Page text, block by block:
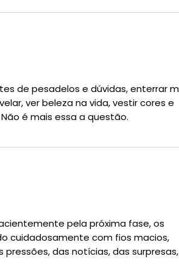
de pesadelos e dúvidas, enterrar
ver beleza na vida, vestir cores e
é mais essa a questão.
pela próxima fase, os
cuidadosamente com fios macios,
pressões, das notícias, das